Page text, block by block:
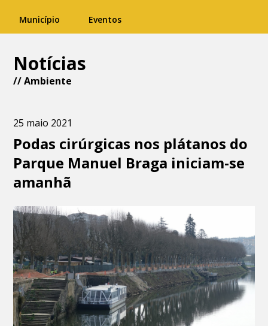
Município Eventos
Notícias
//Ambiente
25 maio 2021
Podas cirúrgicas nos plátanos do
Parque Manuel Braga iniciam-se
amanhã